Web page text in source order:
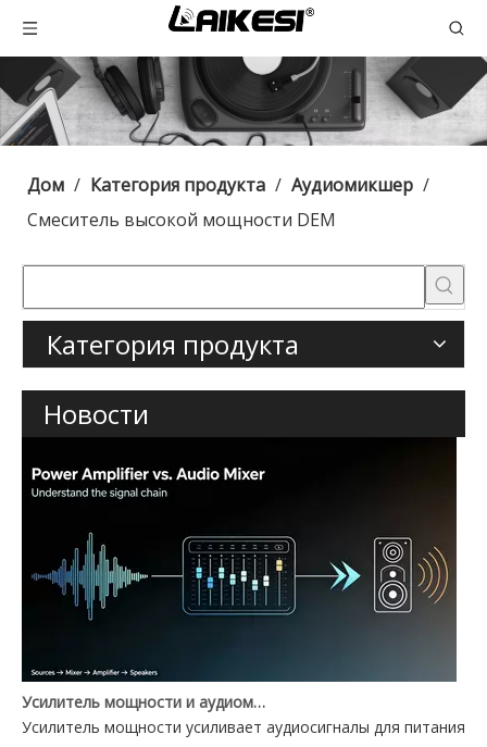
Дом / Категория продукта / Аудиомикшер /
Смеситель высокой мощности DEM
Категория продукта
Новости
Усилитель мощности и аудиомикшер: в чем разница?
Усилитель мощности усиливает аудиосигналы для питания